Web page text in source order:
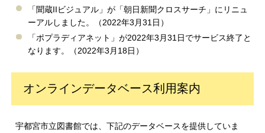
「聞蔵IIビジュアル」が「朝日新聞クロスサーチ」にリニュ
ーアルしました。（2022年3月31日）
「ポプラディアネット」が2022年3月31日でサービス終了と
なります。（2022年3月18日）
オンラインデータベース利用案内
宇都宮市立図書館では、下記のデータベースを提供していま